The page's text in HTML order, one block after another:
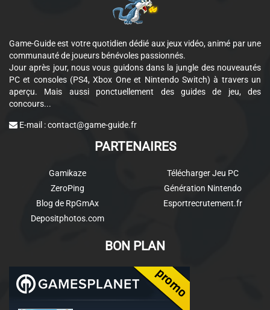
Game-Guide est votre quotidien dédié aux jeux vidéo, animé par une
communauté de joueurs bénévoles passionnés.
Jour après jour, nous vous guidons dans la jungle des nouveautés
PC et consoles (PS4, Xbox One et Nintendo Switch) à travers un
aperçu. Mais aussi ponctuellement des guides de jeu, des
concours...
E-mail :contact@game-guide.fr
PARTENAIRES
Gamikaze
ZeroPing
Blog de RpGmAx
Depositphotos.com
Télécharger Jeu PC
Génération Nintendo
Esportrecrutement.fr
BON PLAN